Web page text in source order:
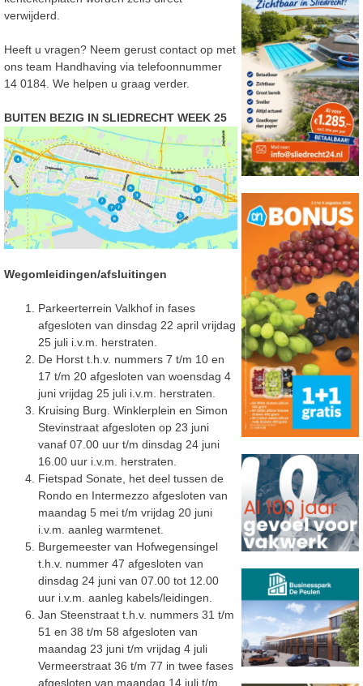
verwijderd.
Heeft u vragen? Neem gerust contact op met
ons team Handhaving via telefoonnummer
14 0184. We helpen u graag verder.
BUITEN BEZIG IN SLIEDRECHT WEEK 25
Wegomleidingen/afsluitingen
Parkeerterrein Valkhof in fases
afgesloten van dinsdag 22 april vrijdag
25 juli i.v.m. herstraten.
De Horst t.h.v. nummers 7 t/m 10 en
17 t/m 20 afgesloten van woensdag 4
juni vrijdag 25 juli i.v.m. herstraten.
Kruising Burg. Winklerplein en Simon
Stevinstraat afgesloten op 23 juni
vanaf 07.00 uur t/m dinsdag 24 juni
16.00 uur i.v.m. herstraten.
Fietspad Sonate, het deel tussen de
Rondo en Intermezzo afgesloten van
maandag 5 mei t/m vrijdag 20 juni
i.v.m. aanleg warmtenet.
Burgemeester van Hofwegensingel
t.h.v. nummer 47 afgesloten van
dinsdag 24 juni van 07.00 tot 12.00
uur i.v.m. aanleg kabels/leidingen.
Jan Steenstraat t.h.v. nummers 31 t/m
51 en 38 t/m 58 afgesloten van
maandag 23 juni t/m vrijdag 4 juli
Vermeerstraat 36 t/m 77 in twee fases
afgesloten van maandag 14 juli t/m